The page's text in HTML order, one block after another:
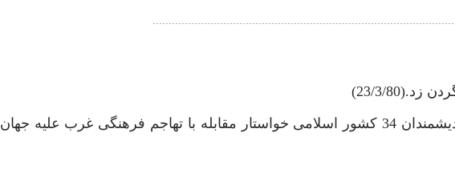
3/80)
در قطعنامه چهاردهمين كنفرانس وحدت اسلامى , انديشمندان 34 كشور اسلامى خواستار مقابله با تهاجم فرهنگى غرب عليه جهان